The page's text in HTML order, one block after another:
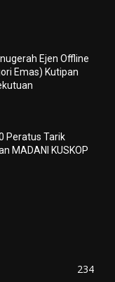
Ejen Offline
Emas) Kutipan
Peratus Tarik
MADANI KUSKOP
234